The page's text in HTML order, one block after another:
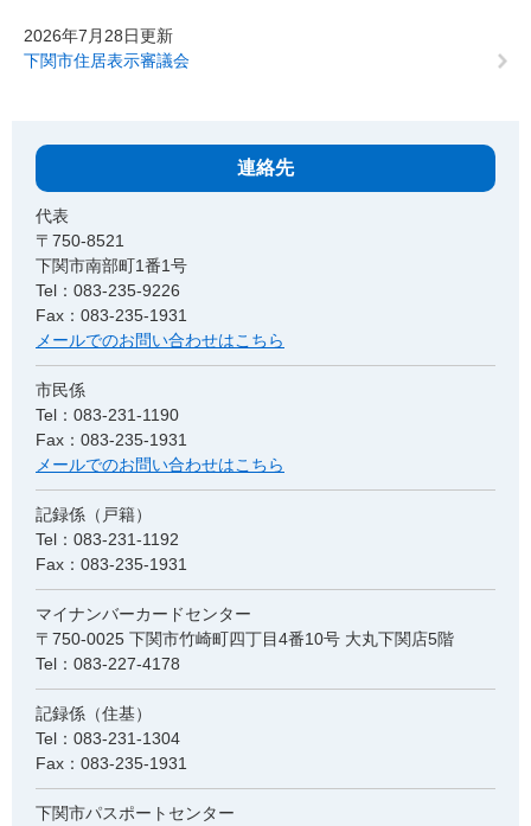
2026年7月28日更新
下関市住居表示審議会
連絡先
代表
〒750-8521
下関市南部町1番1号
Tel：083-235-9226
Fax：083-235-1931
メールでのお問い合わせはこちら
市民係
Tel：083-231-1190
Fax：083-235-1931
メールでのお問い合わせはこちら
記録係（戸籍）
Tel：083-231-1192
Fax：083-235-1931
マイナンバーカードセンター
〒750-0025 下関市竹崎町四丁目4番10号 大丸下関店5階
Tel：083-227-4178
記録係（住基）
Tel：083-231-1304
Fax：083-235-1931
下関市パスポートセンター